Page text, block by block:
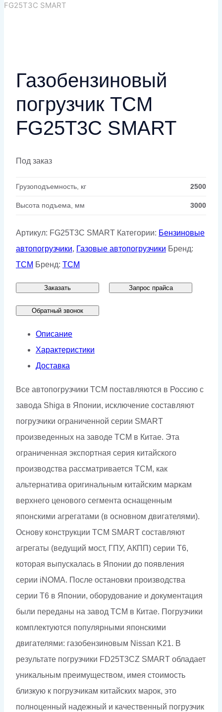
FG25T3C SMART
Газобензиновый
погрузчик TCM
FG25T3C SMART
Под заказ
Грузоподъемность, кг 2500
Высота подъема, мм 3000
Артикул: FG25T3C SMART Категории: Бензиновые
автопогрузчики, Газовые автопогрузчики Бренд:
TCM Бренд: TCM
Заказать Запрос прайса
Обратный звонок
Описание
Характеристики
Доставка
Все автопогрузчики ТСМ поставляются в Россию с
завода Shiga в Японии, исключение составляют
погрузчики ограниченной серии SMART
произведенных на заводе ТСМ в Китае. Эта
ограниченная экспортная серия китайского
производства рассматривается ТСМ, как
альтернатива оригинальным китайским маркам
верхнего ценового сегмента оснащенным
японскими агрегатами (в основном двигателями).
Основу конструкции TCM SMART составляют
агрегаты (ведущий мост, ГПУ, АКПП) серии T6,
которая выпускалась в Японии до появления
серии iNOMA. После остановки производства
серии T6 в Японии, оборудование и документация
были переданы на завод ТСМ в Китае. Погрузчики
комплектуются популярными японскими
двигателями: газобензиновым Nissan K21. В
результате погрузчики FD25T3CZ SMART обладает
уникальным преимуществом, имея стоимость
близкую к погрузчикам китайских марок, это
полноценный надежный и качественный погрузчик